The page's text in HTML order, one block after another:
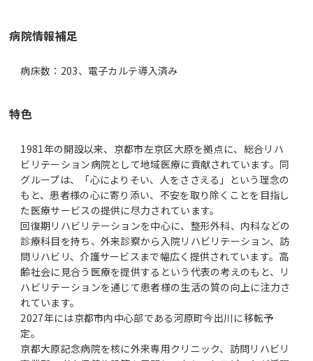
病院情報補足
病床数：203、電子カルテ導入済み
特色
1981年の開設以来、京都市左京区大原を拠点に、総合リハ
ビリテーション病院として地域医療に貢献されています。同
グループは、「心によりそい、人をささえる」という理念の
もと、患者様の心に寄り添い、不安を取り除くことを目指し
た医療サービスの提供に尽力されています。
回復期リハビリテーションを中心に、整形外科、内科などの
診療科目を持ち、外来診察から入院リハビリテーション、訪
問リハビリ、介護サービスまで幅広く提供されています。高
齢社会に見合う医療を提供するという代表の考えのもと、リ
ハビリテーションを通じて患者様の生活の質の向上に注力さ
れています。
2027年には京都市内中心部である河原町今出川に移転予
定。
京都大原記念病院を核に外来専用クリニック、訪問リハビリ